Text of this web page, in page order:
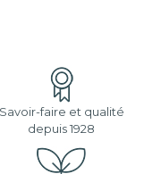
Savoir-faire et qualité
depuis 1928